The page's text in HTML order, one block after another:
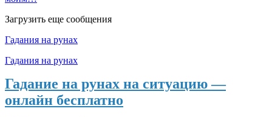
Загрузить еще сообщения
Гадания на рунах
Гадания на рунах
Гадание на рунах на ситуацию —
онлайн бесплатно